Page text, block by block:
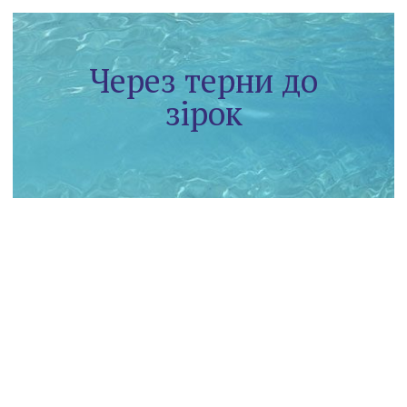
Через терни до
зірок